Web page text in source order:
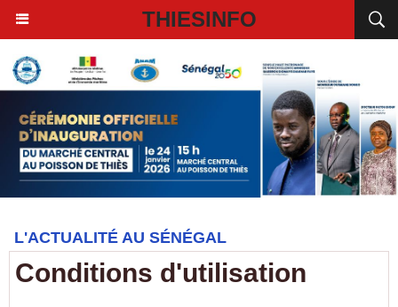
THIESINFO
L'ACTUALITÉ AU SÉNÉGAL
Conditions d'utilisation